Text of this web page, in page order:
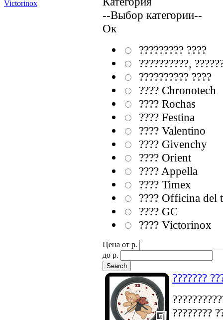
Victorinox
--Выбор категории--
Ок
????????? ????
??????????,
?????????? ????
???? Chronotech
???? Rochas
???? Festina
???? Valentino
???? Givenchy
???? Orient
???? Appella
???? Timex
???? Officina del
???? GC
???? Victorinox
Цена от p.
до p.
???????
????????